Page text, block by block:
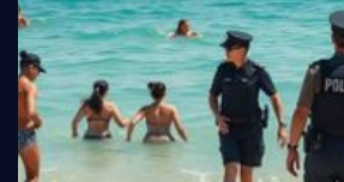
Otoci
Turizam i nautika
Pomorstvo
Ribolov